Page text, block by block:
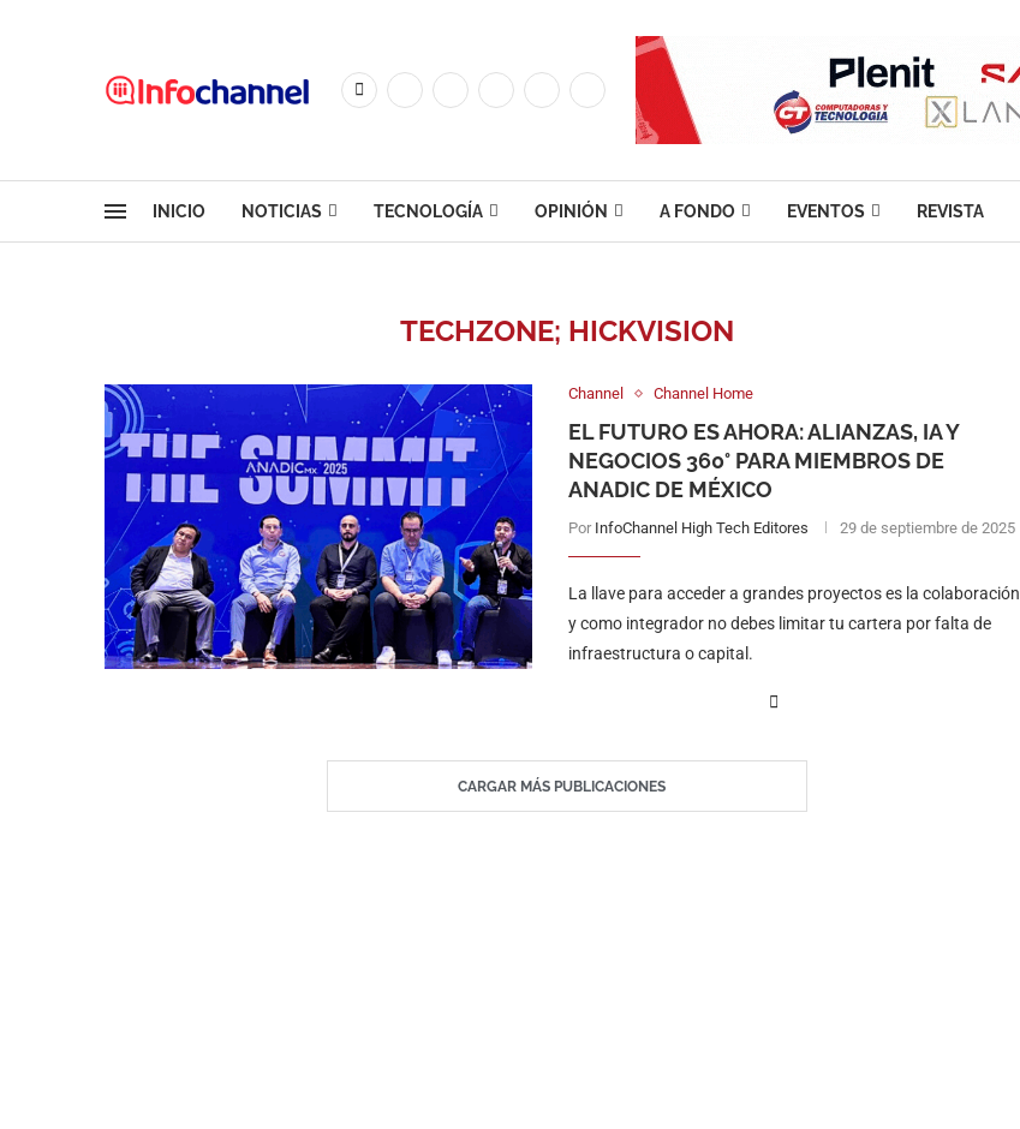
INICIO NOTICIAS TECNOLOGÍA OPINIÓN A FONDO EVENTOS REVISTA
TECHZONE; HICKVISION
Channel Channel Home
EL FUTURO ES AHORA: ALIANZAS, IA Y
NEGOCIOS 360° PARA MIEMBROS DE
ANADIC DE MÉXICO
Por InfoChannel High Tech Editores 29 de septiembre de 2025
La llave para acceder a grandes proyectos es la colaboración
y como integrador no debes limitar tu cartera por falta de
infraestructura o capital.
CARGAR MÁS PUBLICACIONES